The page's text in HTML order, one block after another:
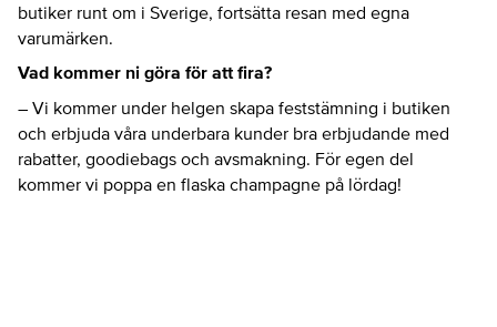
butiker runt om i Sverige, fortsätta resan med egna
varumärken.
Vad kommer ni göra för att fira?
– Vi kommer under helgen skapa feststämning i butiken
och erbjuda våra underbara kunder bra erbjudande med
rabatter, goodiebags och avsmakning. För egen del
kommer vi poppa en flaska champagne på lördag!